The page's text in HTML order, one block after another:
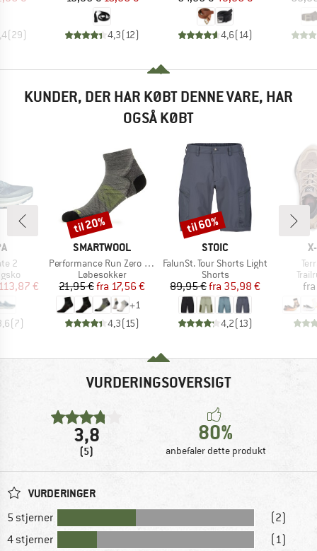
(29) 4,3( 12) 4,6( 14)
KUNDER, DER HAR KØBT DENNE VARE, HAR
OGSÅ KØBT
2
pris
€
(7)
MÆRKE
SMARTWOOL
Artikel
Performance Run Zero Cushion Ankle
Produktgruppe
Løbesokker
Pris
21,95 € Nedsat pris
fra 17,56 €
+1
4,3(15)
Rabat
til 20%
MÆRKE
STOIC
Artikel
FalunSt. Tour Shorts Light
Produktgruppe
Shorts
Pris
89,95 € Nedsat pris
fra 35,98 €
4,2(13)
Rabat
til 60%
fra
VURDERINGSOVERSIGT
3,8
(5)
80%
anbefaler dette produkt
VURDERINGER
5 stjerner
(2)
4 stjerner
(1)